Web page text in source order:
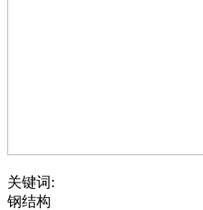
关键词:
钢结构